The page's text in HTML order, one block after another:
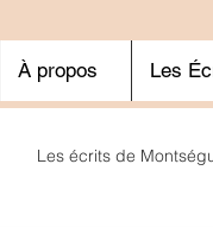
À propos Les
Les écrits de